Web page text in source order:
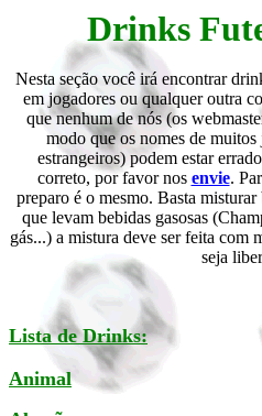
Drinks
Nesta seção você irá encontrar
em jogadores ou qualquer outra
que nenhum de nós (os
modo que os nomes de
estrangeiros) podem estar
correto, por favor nos envie.
preparo é o mesmo. Basta
que levam bebidas gasosas
gás...) a mistura deve ser feita com
seja
Lista de Drinks:
Animal